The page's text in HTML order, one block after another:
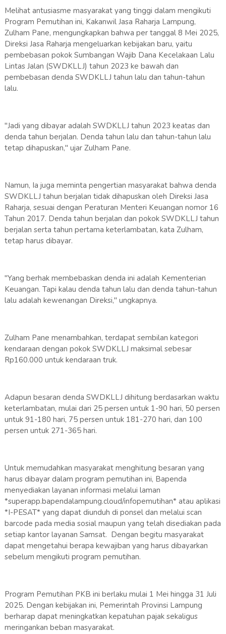
Melihat antusiasme masyarakat yang tinggi dalam mengikuti
Program Pemutihan ini, Kakanwil Jasa Raharja Lampung,
Zulham Pane, mengungkapkan bahwa per tanggal 8 Mei 2025,
Direksi Jasa Raharja mengeluarkan kebijakan baru, yaitu
pembebasan pokok Sumbangan Wajib Dana Kecelakaan Lalu
Lintas Jalan (SWDKLLJ) tahun 2023 ke bawah dan
pembebasan denda SWDKLLJ tahun lalu dan tahun-tahun
lalu.
"Jadi yang dibayar adalah SWDKLLJ tahun 2023 keatas dan
denda tahun berjalan. Denda tahun lalu dan tahun-tahun lalu
tetap dihapuskan," ujar Zulham Pane.
Namun, Ia juga meminta pengertian masyarakat bahwa denda
SWDKLLJ tahun berjalan tidak dihapuskan oleh Direksi Jasa
Raharja, sesuai dengan Peraturan Menteri Keuangan nomor 16
Tahun 2017. Denda tahun berjalan dan pokok SWDKLLJ tahun
berjalan serta tahun pertama keterlambatan, kata Zulham,
tetap harus dibayar.
"Yang berhak membebaskan denda ini adalah Kementerian
Keuangan. Tapi kalau denda tahun lalu dan denda tahun-tahun
lalu adalah kewenangan Direksi," ungkapnya.
Zulham Pane menambahkan, terdapat sembilan kategori
kendaraan dengan pokok SWDKLLJ maksimal sebesar
Rp160.000 untuk kendaraan truk.
Adapun besaran denda SWDKLLJ dihitung berdasarkan waktu
keterlambatan, mulai dari 25 persen untuk 1-90 hari, 50 persen
untuk 91-180 hari, 75 persen untuk 181-270 hari, dan 100
persen untuk 271-365 hari.
Untuk memudahkan masyarakat menghitung besaran yang
harus dibayar dalam program pemutihan ini, Bapenda
menyediakan layanan informasi melalui laman
*superapp.bapendalampung.cloud/infopemutihan* atau aplikasi
*I-PESAT* yang dapat diunduh di ponsel dan melalui scan
barcode pada media sosial maupun yang telah disediakan pada
setiap kantor layanan Samsat. Dengan begitu masyarakat
dapat mengetahui berapa kewajiban yang harus dibayarkan
sebelum mengikuti program pemutihan.
Program Pemutihan PKB ini berlaku mulai 1 Mei hingga 31 Juli
2025. Dengan kebijakan ini, Pemerintah Provinsi Lampung
berharap dapat meningkatkan kepatuhan pajak sekaligus
meringankan beban masyarakat.